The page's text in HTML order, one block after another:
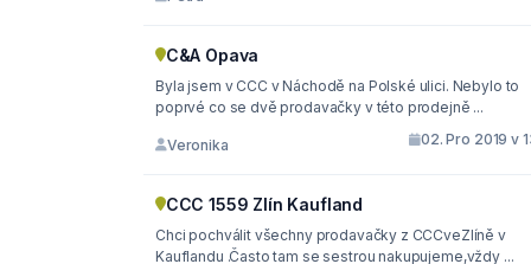
C&A Opava
Byla jsem v CCC v Náchodě na Polské ulici. Nebylo to
poprvé co se dvě prodavačky v této prodejně ...
Veronika 02. Pro 2019 v
CCC 1559 Zlín Kaufland
Chci pochválit všechny prodavačky z CCCveZlíně v
Kauflandu .Často tam se sestrou nakupujeme,vždy ...